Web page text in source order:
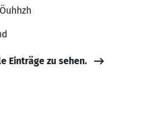
Einträge zu sehen.